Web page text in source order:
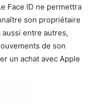
Face ID ne permettra
son propriétaire
entre autres,
de son
un achat avec Apple